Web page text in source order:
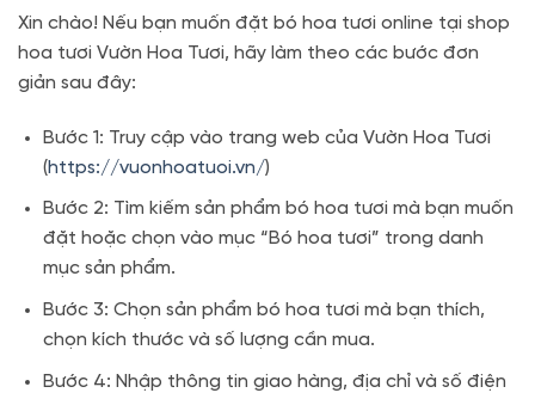
Xin chào! Nếu bạn muốn đặt bó hoa tươi online tại shop
hoa tươi Vườn Hoa Tươi, hãy làm theo các bước đơn
giản sau đây:
Bước 1: Truy cập vào trang web của Vườn Hoa Tươi
(https://vuonhoatuoi.vn/)
Bước 2: Tìm kiếm sản phẩm bó hoa tươi mà bạn muốn
đặt hoặc chọn vào mục “Bó hoa tươi” trong danh
mục sản phẩm.
Bước 3: Chọn sản phẩm bó hoa tươi mà bạn thích,
chọn kích thước và số lượng cần mua.
Bước 4: Nhập thông tin giao hàng, địa chỉ và số điện